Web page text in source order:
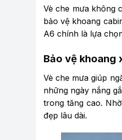
Vè che mưa không
bảo vệ khoang
A6 chính là lựa
Bảo vệ khoang
Vè che mưa giúp
những ngày nắng
trong tăng cao.
đẹp lâu dài.